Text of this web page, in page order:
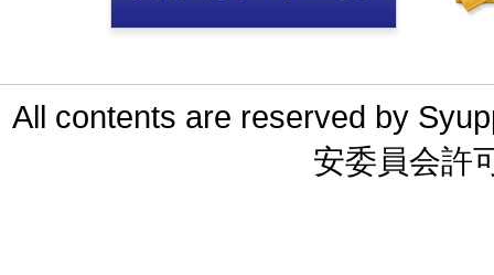
All contents are reserved by
安委員会許